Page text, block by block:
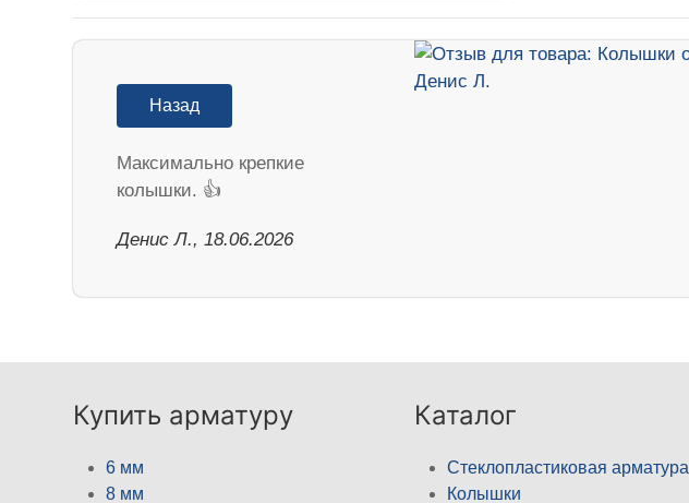
Назад
Максимально крепкие
колышки. 👍
Денис Л., 18.06.2026
Купить арматуру
6 мм
8 мм
Каталог
Стеклопластиковая арматура
Колышки